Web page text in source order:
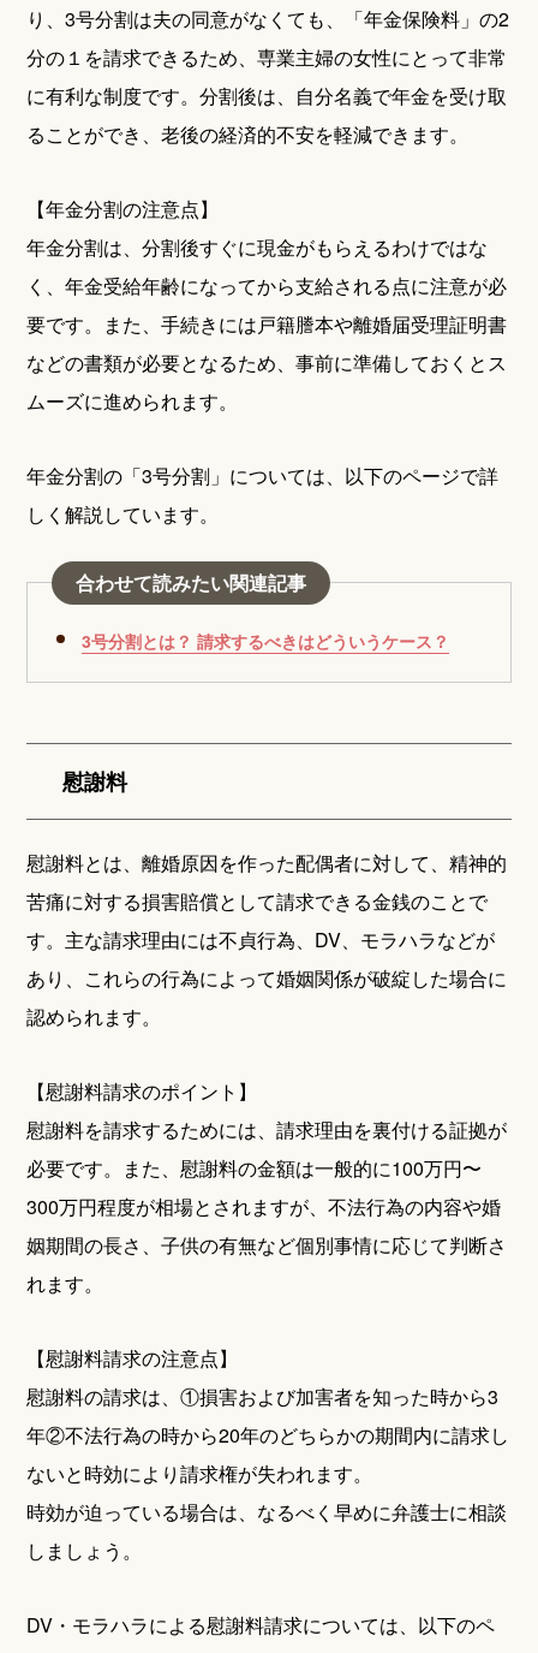
り、3号分割は夫の同意がなくても、「年金保険料」の2
分の１を請求できるため、専業主婦の女性にとって非常
に有利な制度です。分割後は、自分名義で年金を受け取
ることができ、老後の経済的不安を軽減できます。
【年金分割の注意点】
年金分割は、分割後すぐに現金がもらえるわけではな
く、年金受給年齢になってから支給される点に注意が必
要です。また、手続きには戸籍謄本や離婚届受理証明書
などの書類が必要となるため、事前に準備しておくとス
ムーズに進められます。
年金分割の「3号分割」については、以下のページで詳
しく解説しています。
合わせて読みたい関連記事
3号分割とは？ 請求するべきはどういうケース？
慰謝料
慰謝料とは、離婚原因を作った配偶者に対して、精神的
苦痛に対する損害賠償として請求できる金銭のことで
す。主な請求理由には不貞行為、DV、モラハラなどが
あり、これらの行為によって婚姻関係が破綻した場合に
認められます。
【慰謝料請求のポイント】
慰謝料を請求するためには、請求理由を裏付ける証拠が
必要です。また、慰謝料の金額は一般的に100万円〜
300万円程度が相場とされますが、不法行為の内容や婚
姻期間の長さ、子供の有無など個別事情に応じて判断さ
れます。
【慰謝料請求の注意点】
慰謝料の請求は、①損害および加害者を知った時から3
年②不法行為の時から20年のどちらかの期間内に請求し
ないと時効により請求権が失われます。
時効が迫っている場合は、なるべく早めに弁護士に相談
しましょう。
DV・モラハラによる慰謝料請求については、以下のペ